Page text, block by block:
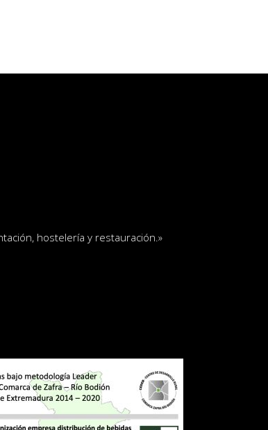
hostelería y restauración.»